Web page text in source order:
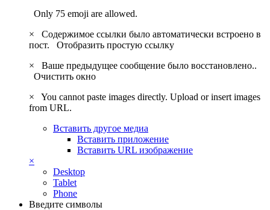
Only 75 emoji are allowed.
×
Содержимое ссылки было автоматически встроено в
пост. Отобразить простую ссылку
×
Ваше предыдущее сообщение было восстановлено..
Очистить окно
×
You cannot paste images directly. Upload or insert images
from URL.
Вставить другое медиа
Вставить приложение
Вставить URL изображение
×
Desktop
Tablet
Phone
Введите символы